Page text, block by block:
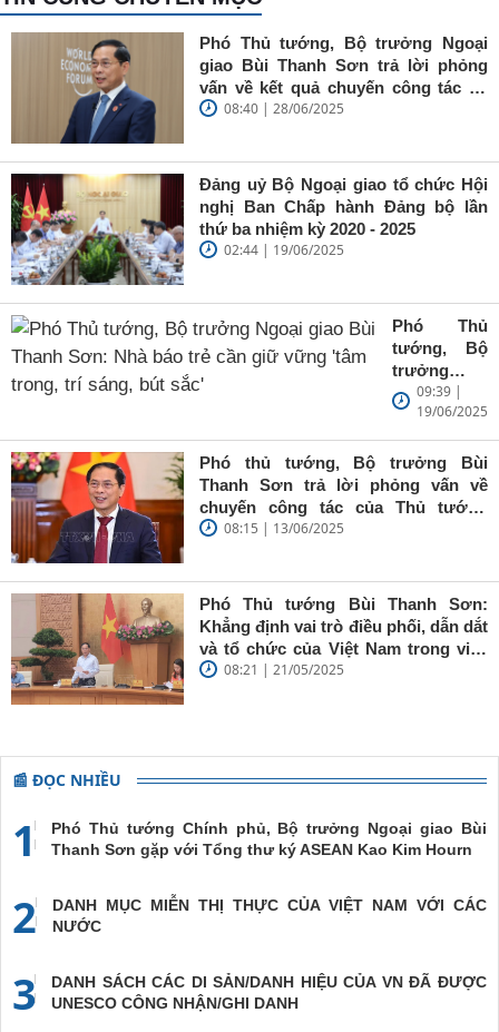
Phó Thủ tướng, Bộ trưởng Ngoại
giao Bùi Thanh Sơn trả lời phỏng
vấn về kết quả chuyến công tác tại
Trung Quốc của Thủ tướng Chính
08:40 | 28/06/2025
Đảng uỷ Bộ Ngoại giao tổ chức Hội
nghị Ban Chấp hành Đảng bộ lần
thứ ba nhiệm kỳ 2020 - 2025
02:44 | 19/06/2025
Phó Thủ
tướng, Bộ
trưởng
Ngoại giao
Bùi Thanh
Sơn: Nhà
báo trẻ cần
giữ vững
'tâm trong,
09:39 |
19/06/2025
Phó thủ tướng, Bộ trưởng Bùi
Thanh Sơn trả lời phỏng vấn về
chuyến công tác của Thủ tướng
Chính phủ đến Estonia, Pháp và
08:15 | 13/06/2025
Phó Thủ tướng Bùi Thanh Sơn:
Khẳng định vai trò điều phối, dẫn dắt
và tổ chức của Việt Nam trong việc
đề cao chủ nghĩa đa phương, đoàn
08:21 | 21/05/2025
📰 ĐỌC NHIỀU
1
Phó Thủ tướng Chính phủ, Bộ trưởng Ngoại giao Bùi
Thanh Sơn gặp với Tổng thư ký ASEAN Kao Kim Hourn
2
DANH MỤC MIỄN THỊ THỰC CỦA VIỆT NAM VỚI CÁC
NƯỚC
3
DANH SÁCH CÁC DI SẢN/DANH HIỆU CỦA VN ĐÃ ĐƯỢC
UNESCO CÔNG NHẬN/GHI DANH